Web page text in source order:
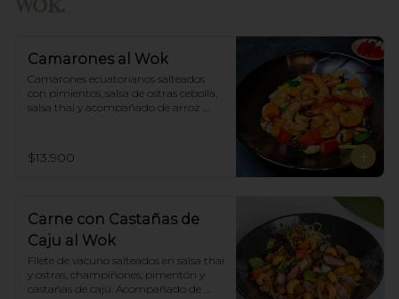
Camarones al Wok
Camarones ecuatorianos salteados
con pimientos, salsa de ostras cebolla,
salsa thai y acompañado de arroz
$13.900
Carne con Castañas de
Caju al Wok
Filete de vacuno salteados en salsa thai
y ostras, champiñones, pimentón y
castañas de cajú. Acompañado de